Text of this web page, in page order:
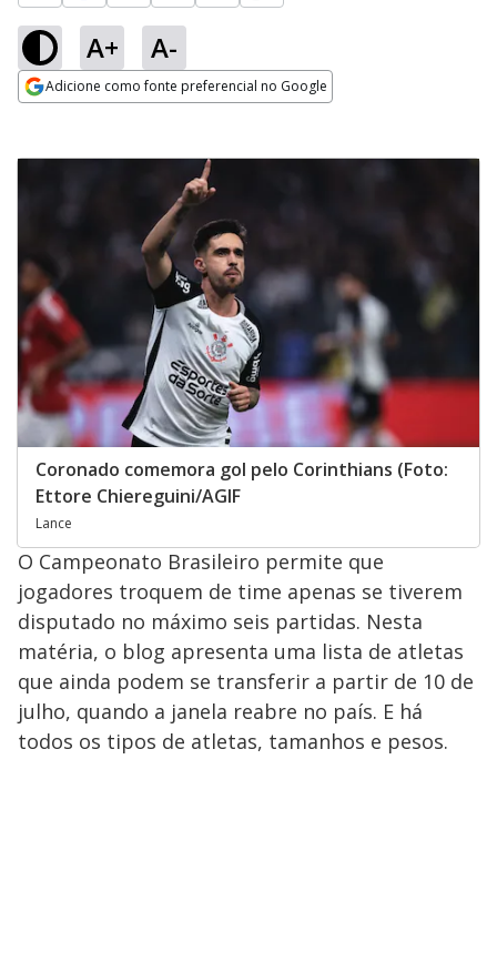
A+ A-
Adicione como fonte preferencial no Google
Coronado comemora gol pelo Corinthians (Foto:
Ettore Chiereguini/AGIF
Lance
O Campeonato Brasileiro permite que
jogadores troquem de time apenas se tiverem
disputado no máximo seis partidas. Nesta
matéria, o blog apresenta uma lista de atletas
que ainda podem se transferir a partir de 10 de
julho, quando a janela reabre no país. E há
todos os tipos de atletas, tamanhos e pesos.